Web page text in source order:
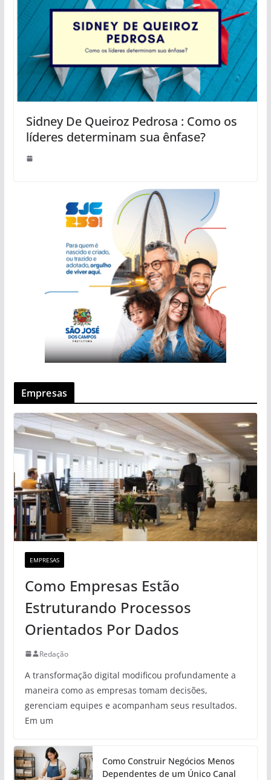
Sidney De Queiroz Pedrosa : Como os
líderes determinam sua ênfase?
Empresas
EMPRESAS
Como Empresas Estão
Estruturando Processos
Orientados Por Dados
Redação
A transformação digital modificou profundamente a
maneira como as empresas tomam decisões,
gerenciam equipes e acompanham seus resultados.
Em um
Como Construir Negócios Menos
Dependentes de um Único Canal